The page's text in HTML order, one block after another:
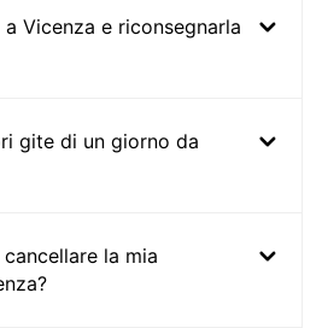
Vicenza e riconsegnarla
gite di un giorno da
la mia